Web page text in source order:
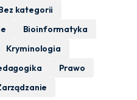
kategorii
Bioinformatyka
Kryminologia
Prawo